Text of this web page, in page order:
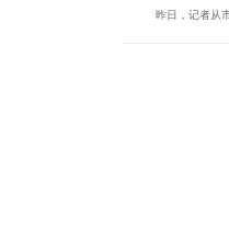
昨日，记者从